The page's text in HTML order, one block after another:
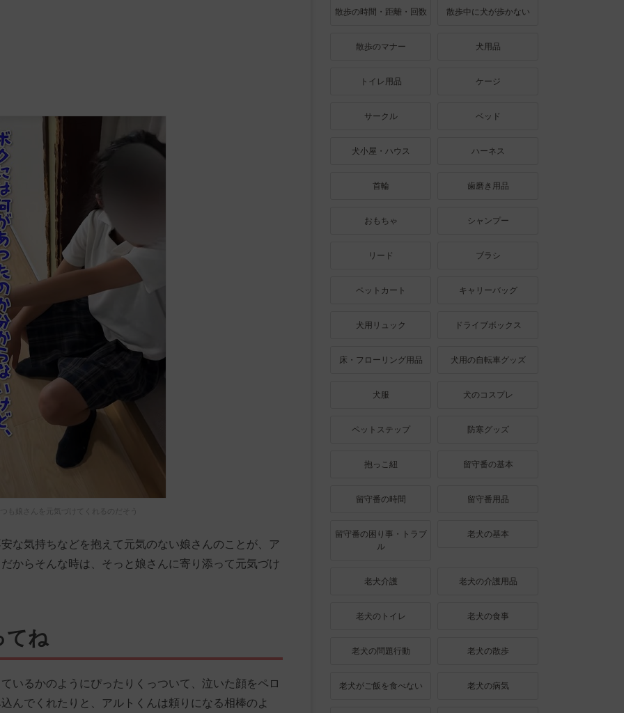
も娘さんを元気づけてくれるのだそう
な気持ちなどを抱えて元気のない娘さんのことが、ア
からそんな時は、そっと娘さんに寄り添って元気づけ
てね
いるかのようにぴったりくっついて、泣いた顔をペロ
んでくれたりと、アルトくんは頼りになる相棒のよ
散歩の時間・距離・回数 散歩中に犬が歩かない
散歩のマナー 犬用品
トイレ用品 ケージ
サークル ベッド
犬小屋・ハウス ハーネス
首輪 歯磨き用品
おもちゃ シャンプー
リード ブラシ
ペットカート キャリーバッグ
犬用リュック ドライブボックス
床・フローリング用品 犬用の自転車グッズ
犬服 犬のコスプレ
ペットステップ 防寒グッズ
抱っこ紐 留守番の基本
留守番の時間 留守番用品
留守番の困り事・トラブ
ル
老犬の基本
老犬介護 老犬の介護用品
老犬のトイレ 老犬の食事
老犬の問題行動 老犬の散歩
老犬がご飯を食べない 老犬の病気